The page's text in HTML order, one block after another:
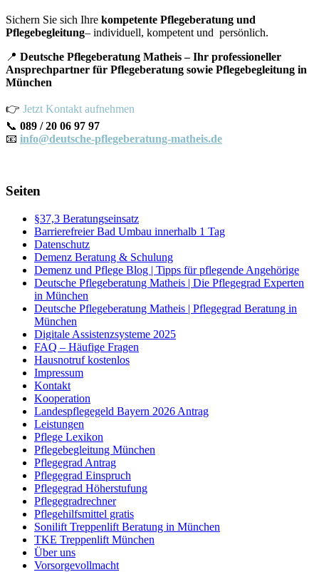
Sichern Sie sich Ihre kompetente Pflegeberatung und
Pflegebegleitung– individuell, kompetent und persönlich.
📍 Deutsche Pflegeberatung Matheis – Ihr professioneller
Ansprechpartner für Pflegeberatung sowie Pflegebegleitung in
München
👉 Jetzt Kontakt aufnehmen
📞 089 / 20 06 97 97
📧 info@deutsche-pflegeberatung-matheis.de
Seiten
§37,3 Beratungseinsatz
Barrierefreier Bad Umbau innerhalb 1 Tag
Datenschutz
Demenz Beratung & Schulung
Demenz und Pflege Blog | Tipps für pflegende Angehörige
Deutsche Pflegeberatung Matheis | Die Pflegegrad Experten
in München
Deutsche Pflegeberatung Matheis | Pflegegrad Beratung in
München
Digitale Assistenzsysteme 2025
FAQ – Häufige Fragen
Hausnotruf kostenlos
Impressum
Kontakt
Kooperation
Landespflegegeld Bayern 2026 Antrag
Leistungen
Pflege Lexikon
Pflegebegleitung München
Pflegegrad Antrag
Pflegegrad Einspruch
Pflegegrad Höherstufung
Pflegegradrechner
Pflegehilfsmittel gratis
Sonilift Treppenlift Beratung in München
TKE Treppenlift München
Über uns
Vorsorgevollmacht